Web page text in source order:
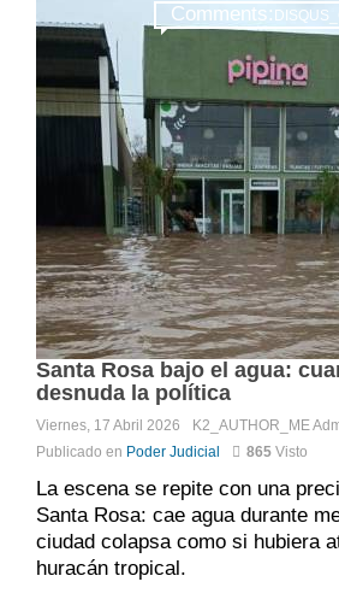
Comments:
Santa Rosa bajo el agua:
desnuda la política
Viernes, 17 Abril 2026 K2_AUTHOR_ME
Publicado en Poder Judicial 865 Visto
La escena se repite con una
Santa Rosa: cae agua durante
ciudad colapsa como si hubiera
huracán tropical.